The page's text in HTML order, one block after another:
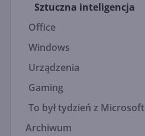
Sztuczna inteligencja
Office
Windows
Urządzenia
Gaming
To był tydzień z Microsoft
Archiwum